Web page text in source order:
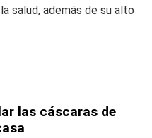
salud, además de su alto
las cáscaras de